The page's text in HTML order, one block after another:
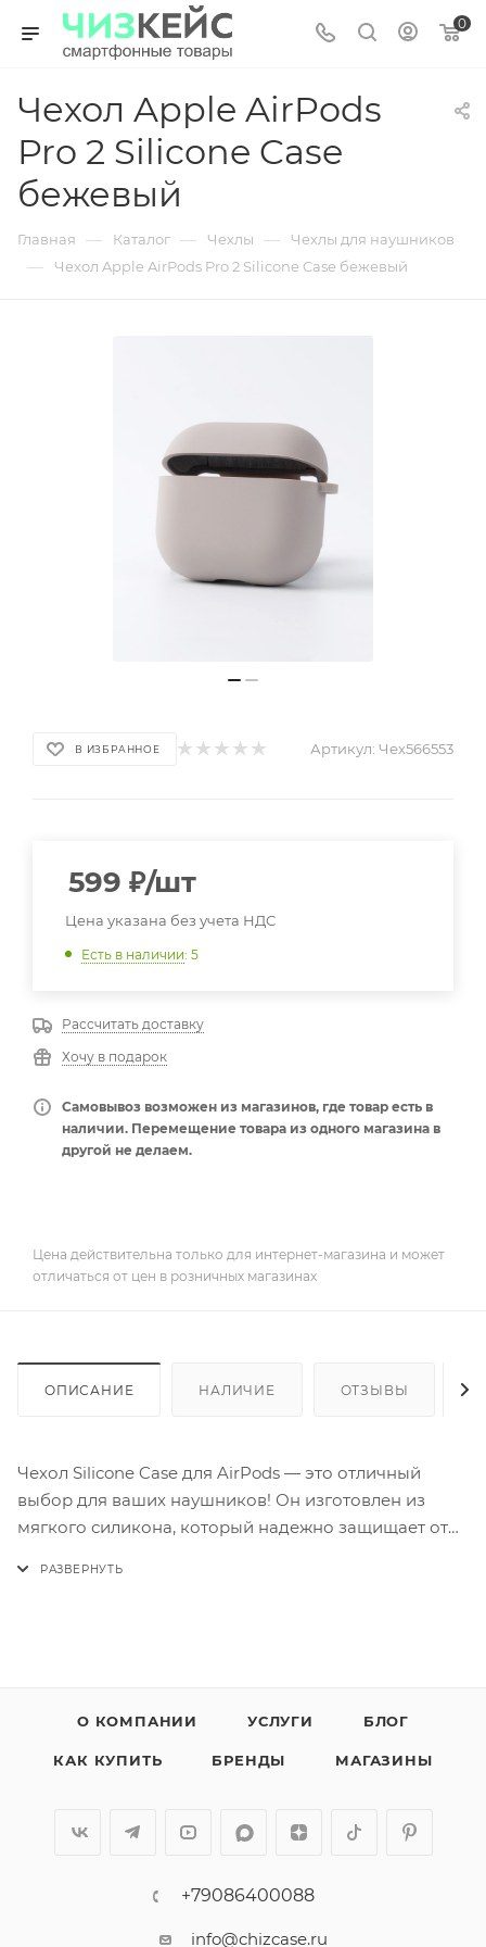
0
Чехол Apple AirPods
Pro 2 Silicone Case
бежевый
Главная — Каталог — Чехлы — Чехлы для наушников
— Чехол Apple AirPods Pro 2 Silicone Case бежевый
В ИЗБРАННОЕ Артикул: Чех566553
599 ₽/шт
Цена указана без учета НДС
Есть в наличии: 5
Рассчитать доставку
Хочу в подарок
Самовывоз возможен из магазинов, где товар есть в
наличии. Перемещение товара из одного магазина в
другой не делаем.
Цена действительна только для интернет-магазина и может
отличаться от цен в розничных магазинах
ОПИСАНИЕ НАЛИЧИЕ ОТЗЫВЫ
Чехол Silicone Case для AirPods — это отличный
выбор для ваших наушников! Он изготовлен из
мягкого силикона, который надежно защищает от
телефона. Чехол для вашего телефона точно
в местах, соответствующих вашей модели.
телефона. Нажмите здесь , чтобы написать в
WhatsApp +79148928232, или напишите в чат на
О КОМПАНИИ УСЛУГИ БЛОГ
КАК КУПИТЬ БРЕНДЫ МАГАЗИНЫ
+79086400088
info@chizcase.ru